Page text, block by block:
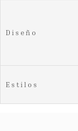
Diseño
Estilos